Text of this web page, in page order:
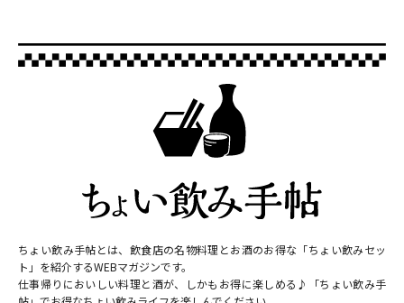
ちょい飲み手帖とは、飲食店の名物料理とお酒のお得な「ちょい飲みセッ
ト」を紹介するWEBマガジンです。
仕事帰りにおいしい料理と酒が、しかもお得に楽しめる♪「ちょい飲み手